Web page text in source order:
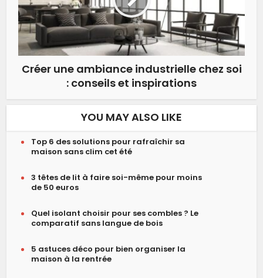
Créer une ambiance industrielle chez soi
: conseils et inspirations
YOU MAY ALSO LIKE
Top 6 des solutions pour rafraîchir sa
maison sans clim cet été
3 têtes de lit à faire soi-même pour moins
de 50 euros
Quel isolant choisir pour ses combles ? Le
comparatif sans langue de bois
5 astuces déco pour bien organiser la
maison à la rentrée